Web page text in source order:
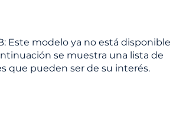
Este modelo ya no está disponible
se muestra una lista de
que pueden ser de su interés.